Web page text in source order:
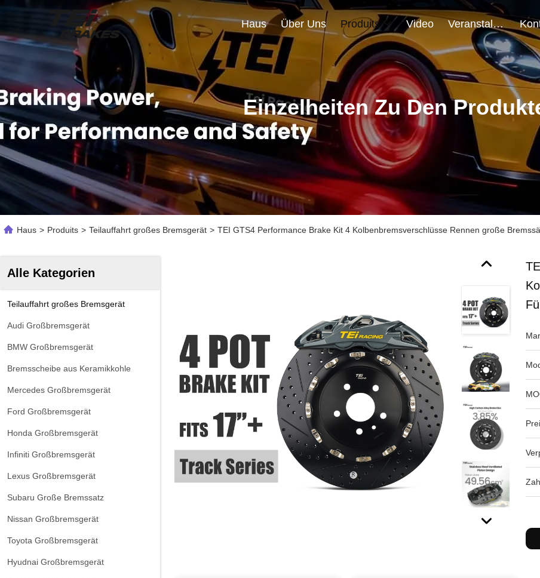
Haus Über Uns Produits Video Veranstaltungen
Einzelheiten Zu Den
Haus > Produits > Teilauffahrt großes Bremsgerät > TEI GTS4 Performance Brake Kit 4 Kolbenbremsverschlüsse Rennen große
Alle Kategorien
Teilauffahrt großes Bremsgerät
Audi Großbremsgerät
BMW Großbremsgerät
Bremsscheibe aus Keramikkohle
Mercedes Großbremsgerät
Ford Großbremsgerät
Honda Großbremsgerät
Infiniti Großbremsgerät
Lexus Großbremsgerät
Subaru Große Bremssatz
Nissan Großbremsgerät
Toyota Großbremsgerät
Hyudnai Großbremsgerät